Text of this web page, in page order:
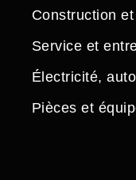
Construction
Service et
Électricité,
Pièces et